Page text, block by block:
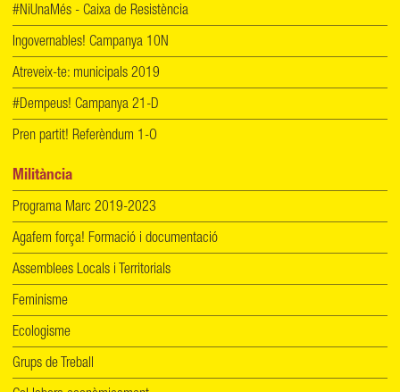
#NiUnaMés - Caixa de Resistència
Ingovernables! Campanya 10N
Atreveix-te: municipals 2019
#Dempeus! Campanya 21-D
Pren partit! Referèndum 1-O
Militància
Programa Marc 2019-2023
Agafem força! Formació i documentació
Assemblees Locals i Territorials
Feminisme
Ecologisme
Grups de Treball